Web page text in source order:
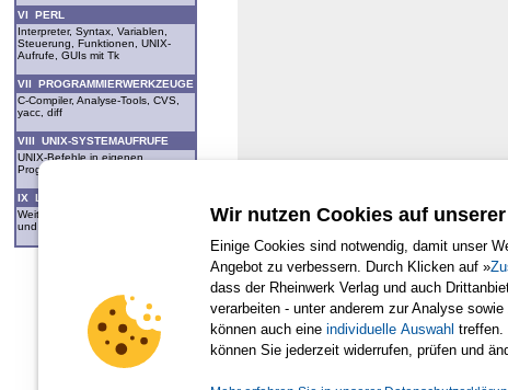
Wir nutzen Cookies auf
Einige Cookies sind notwendig, damit unser
Angebot zu verbessern. Durch Klicken auf »
dass der Rheinwerk Verlag und auch
verarbeiten - unter anderem zur Analyse
können auch eine individuelle Auswahl treffen.
können Sie jederzeit widerrufen, prüfen und
VI PERL
Interpreter, Syntax, Variablen,
Steuerung, Funktionen, UNIX-
Aufrufe, GUIs mit Tk
VII PROGRAMMIERWERKZEUGE
C-Compiler, Analyse-Tools, CVS,
yacc, diff
VIII UNIX-SYSTEMAUFRUFE
UNIX-Befehle in eigenen
Programmen nutzen
IX LITERATUR
Weiterführende Literatur zu UNIX
und LINUX
Für Ihren privaten Gebrauch dürfen Sie die Online-Version natürlich
Alle Rechte vorbehalten einschließlich